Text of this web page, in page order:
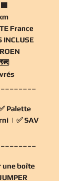
France
INCLUSE
🗺️
Palette
| ✅SAV
une boîte